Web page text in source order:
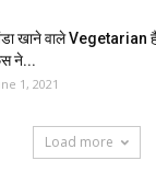
खाने वाले Vegetarian
ने...
1, 2021
Load more